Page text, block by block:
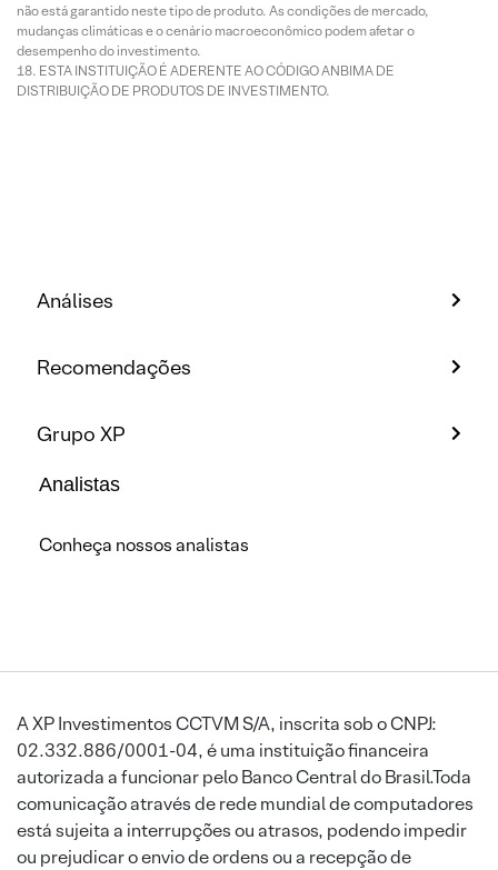
não está garantido neste tipo de produto. As condições de mercado,
mudanças climáticas e o cenário macroeconômico podem afetar o
desempenho do investimento.
ESTA INSTITUIÇÃO É ADERENTE AO CÓDIGO ANBIMA DE
DISTRIBUIÇÃO DE PRODUTOS DE INVESTIMENTO.
Análises
Recomendações
Grupo XP
Analistas
Conheça nossos analistas
A XP Investimentos CCTVM S/A, inscrita sob o CNPJ:
02.332.886/0001-04, é uma instituição financeira
autorizada a funcionar pelo Banco Central do Brasil.Toda
comunicação através de rede mundial de computadores
está sujeita a interrupções ou atrasos, podendo impedir
ou prejudicar o envio de ordens ou a recepção de